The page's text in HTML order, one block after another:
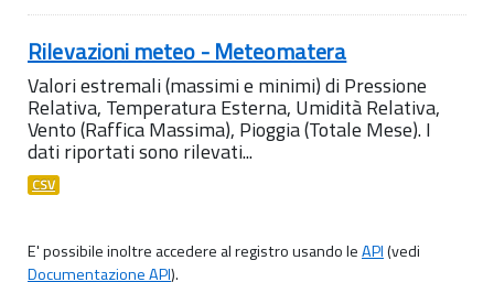
Rilevazioni meteo - Meteomatera
Valori estremali (massimi e minimi) di Pressione
Relativa, Temperatura Esterna, Umidità Relativa,
Vento (Raffica Massima), Pioggia (Totale Mese). I
dati riportati sono rilevati...
CSV
E' possibile inoltre accedere al registro usando leAPI(vedi
Documentazione API).